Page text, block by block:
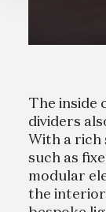
The inside
dividers
With a rich
such as
modular
the